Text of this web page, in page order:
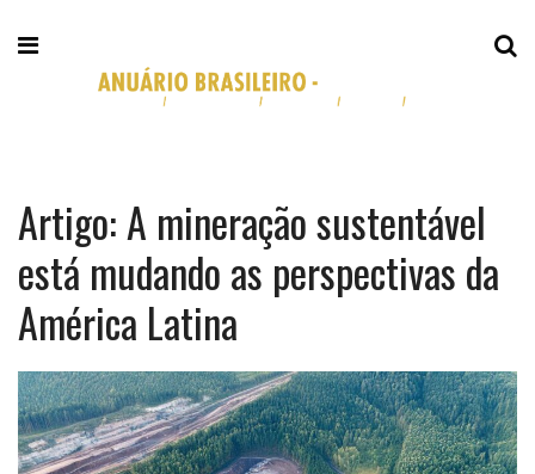
Artigo: A mineração sustentável
está mudando as perspectivas da
América Latina